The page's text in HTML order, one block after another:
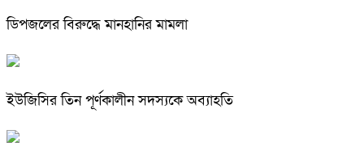
ডিপজলের বিরুদ্ধে মানহানির মামলা
ইউজিসির তিন পূর্ণকালীন সদস্যকে অব্যাহতি